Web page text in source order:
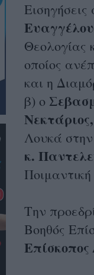
Θεολογίας
οποίος
και η
β) ο
Νεκτάριος,
Λουκά
κ.
Την
Βοηθός